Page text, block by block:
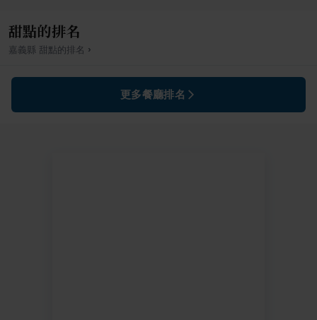
甜點的排名
嘉義縣 甜點的排名 ›
更多餐廳排名